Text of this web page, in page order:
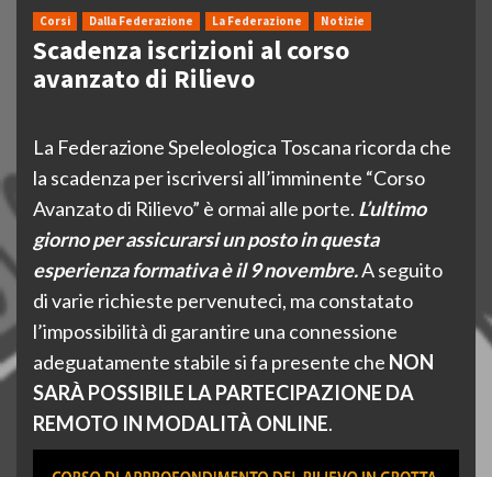
Corsi Dalla Federazione La Federazione Notizie
Scadenza iscrizioni al corso
avanzato di Rilievo
La Federazione Speleologica Toscana ricorda che
la scadenza per iscriversi all’imminente “Corso
Avanzato di Rilievo” è ormai alle porte. L’ultimo
giorno per assicurarsi un posto in questa
esperienza formativa è il 9 novembre.A seguito
di varie richieste pervenuteci, ma constatato
l’impossibilità di garantire una connessione
adeguatamente stabile si fa presente che NON
SARÀ POSSIBILE LA PARTECIPAZIONE DA
REMOTO IN MODALITÀ ONLINE.